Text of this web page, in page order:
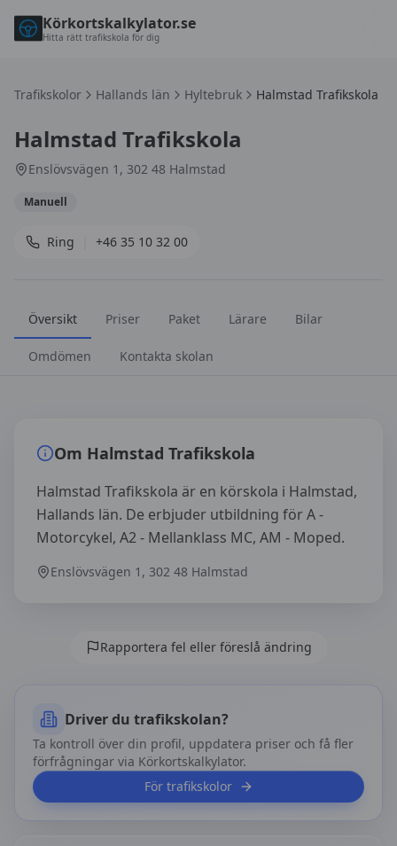
Körkortskalkylator.se
Hitta rätt trafikskola för dig
Trafikskolor Hallands län Hyltebruk Halmstad Trafikskola
Halmstad Trafikskola
Enslövsvägen 1, 302 48 Halmstad
Manuell
Ring +46 35 10 32 00
Översikt Priser Paket Lärare Bilar
Omdömen Kontakta skolan
Om Halmstad Trafikskola
Halmstad Trafikskola är en körskola i Halmstad,
Hallands län. De erbjuder utbildning för A -
Motorcykel, A2 - Mellanklass MC, AM - Moped.
Enslövsvägen 1, 302 48 Halmstad
Rapportera fel eller föreslå ändring
Driver du trafikskolan?
Ta kontroll över din profil, uppdatera priser och få fler
förfrågningar via Körkortskalkylator.
För trafikskolor